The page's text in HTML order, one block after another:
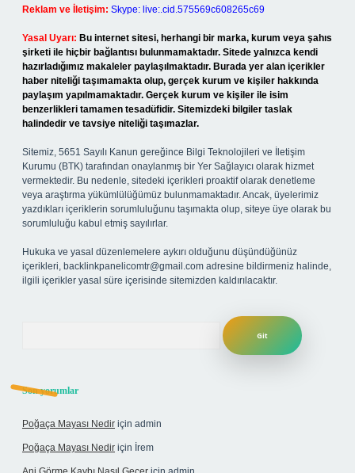
Reklam ve İletişim: Skype: live:.cid.575569c608265c69
Yasal Uyarı: Bu internet sitesi, herhangi bir marka, kurum veya şahıs
şirketi ile hiçbir bağlantısı bulunmamaktadır. Sitede yalnızca kendi
hazırladığımız makaleler paylaşılmaktadır. Burada yer alan içerikler
haber niteliği taşımamakta olup, gerçek kurum ve kişiler hakkında
paylaşım yapılmamaktadır. Gerçek kurum ve kişiler ile isim
benzerlikleri tamamen tesadüfidir. Sitemizdeki bilgiler taslak
halindedir ve tavsiye niteliği taşımazlar.
Sitemiz, 5651 Sayılı Kanun gereğince Bilgi Teknolojileri ve İletişim
Kurumu (BTK) tarafından onaylanmış bir Yer Sağlayıcı olarak hizmet
vermektedir. Bu nedenle, sitedeki içerikleri proaktif olarak denetleme
veya araştırma yükümlülüğümüz bulunmamaktadır. Ancak, üyelerimiz
yazdıkları içeriklerin sorumluluğunu taşımakta olup, siteye üye olarak bu
sorumluluğu kabul etmiş sayılırlar.
Hukuka ve yasal düzenlemelere aykırı olduğunu düşündüğünüz
içerikleri, backlinkpanelicomtr@gmail.com adresine bildirmeniz halinde,
ilgili içerikler yasal süre içerisinde sitemizden kaldırılacaktır.
Son yorumlar
Poğaça Mayası Nedir için admin
Poğaça Mayası Nedir için İrem